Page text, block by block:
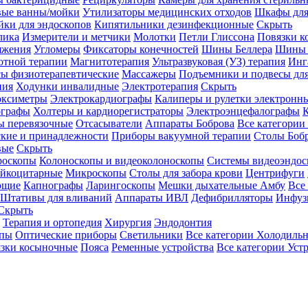
ванны/мойки Утилизаторы медицинских отходов Шкафы для
для эндоскопов Кипятильники дезинфекционные Скрыть
Измерители и метчики Молотки Петли Глиссона Повязки
Угломеры Фиксаторы конечностей Шины Беллера Шины
терапии Магнитотерапия Ультразвуковая (УЗ) терапия
физиотерапевтические Массажеры Подъемники и подвесы
Ходунки инвалидные Электротерапия Скрыть
Электрокардиографы Калиперы и рулетки
Холтеры и кардиорегистраторы Электроэнцефалографы
перевязочные Отсасыватели Аппараты Боброва Все категории
и принадлежности Приборы вакуумной терапии Столы
Скрыть
Колоноскопы и видеоколоноскопы Системы
Микроскопы Столы для забора крови Центрифуги
Капнографы Ларингоскопы Мешки дыхательные Амбу Все
Штативы для вливаний Аппараты ИВЛ Дефибрилляторы
Терапия и ортопедия Хирургия Эндодонтия
Оптические приборы Светильники Все категории
косыночные Пояса Ременные устройства Все категории